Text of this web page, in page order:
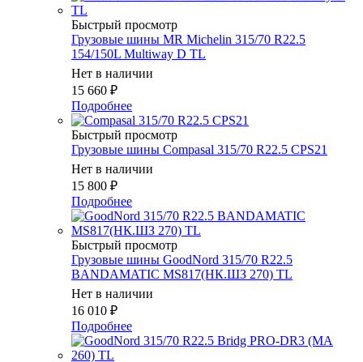
Быстрый просмотр
Грузовые шины MR Michelin 315/70 R22.5
154/150L Multiway D TL
Нет в наличии
15 660 ₽
Подробнее
Быстрый просмотр
Грузовые шины Compasal 315/70 R22.5 CPS21
Нет в наличии
15 800 ₽
Подробнее
Быстрый просмотр
Грузовые шины GoodNord 315/70 R22.5
BANDAMATIC MS817(НК.ШЗ 270) TL
Нет в наличии
16 010 ₽
Подробнее